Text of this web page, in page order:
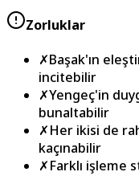
Zorluklar
✗Başak'ın
incitebilir
✗Yengeç'in
bunaltabilir
✗Her ikisi de
kaçınabilir
✗Farklı işleme